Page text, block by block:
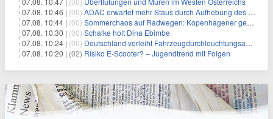
07.08. 10:46 | (00) ADAC erwartet mehr Staus durch Aufhebung des Lkw-Fahrverbots
07.08. 10:44 | (00) Sommerchaos auf Radwegen: Kopenhagener genervt von Touristen
07.08. 10:30 | (00) Schalke holt Dina Ebimbe
07.08. 10:24 | (00) Deutschland verleiht Fahrzeugdurchleuchtungsanlagen an Israel
07.08. 10:20 | (02) Risiko E-Scooter? – Jugendtrend mit Folgen